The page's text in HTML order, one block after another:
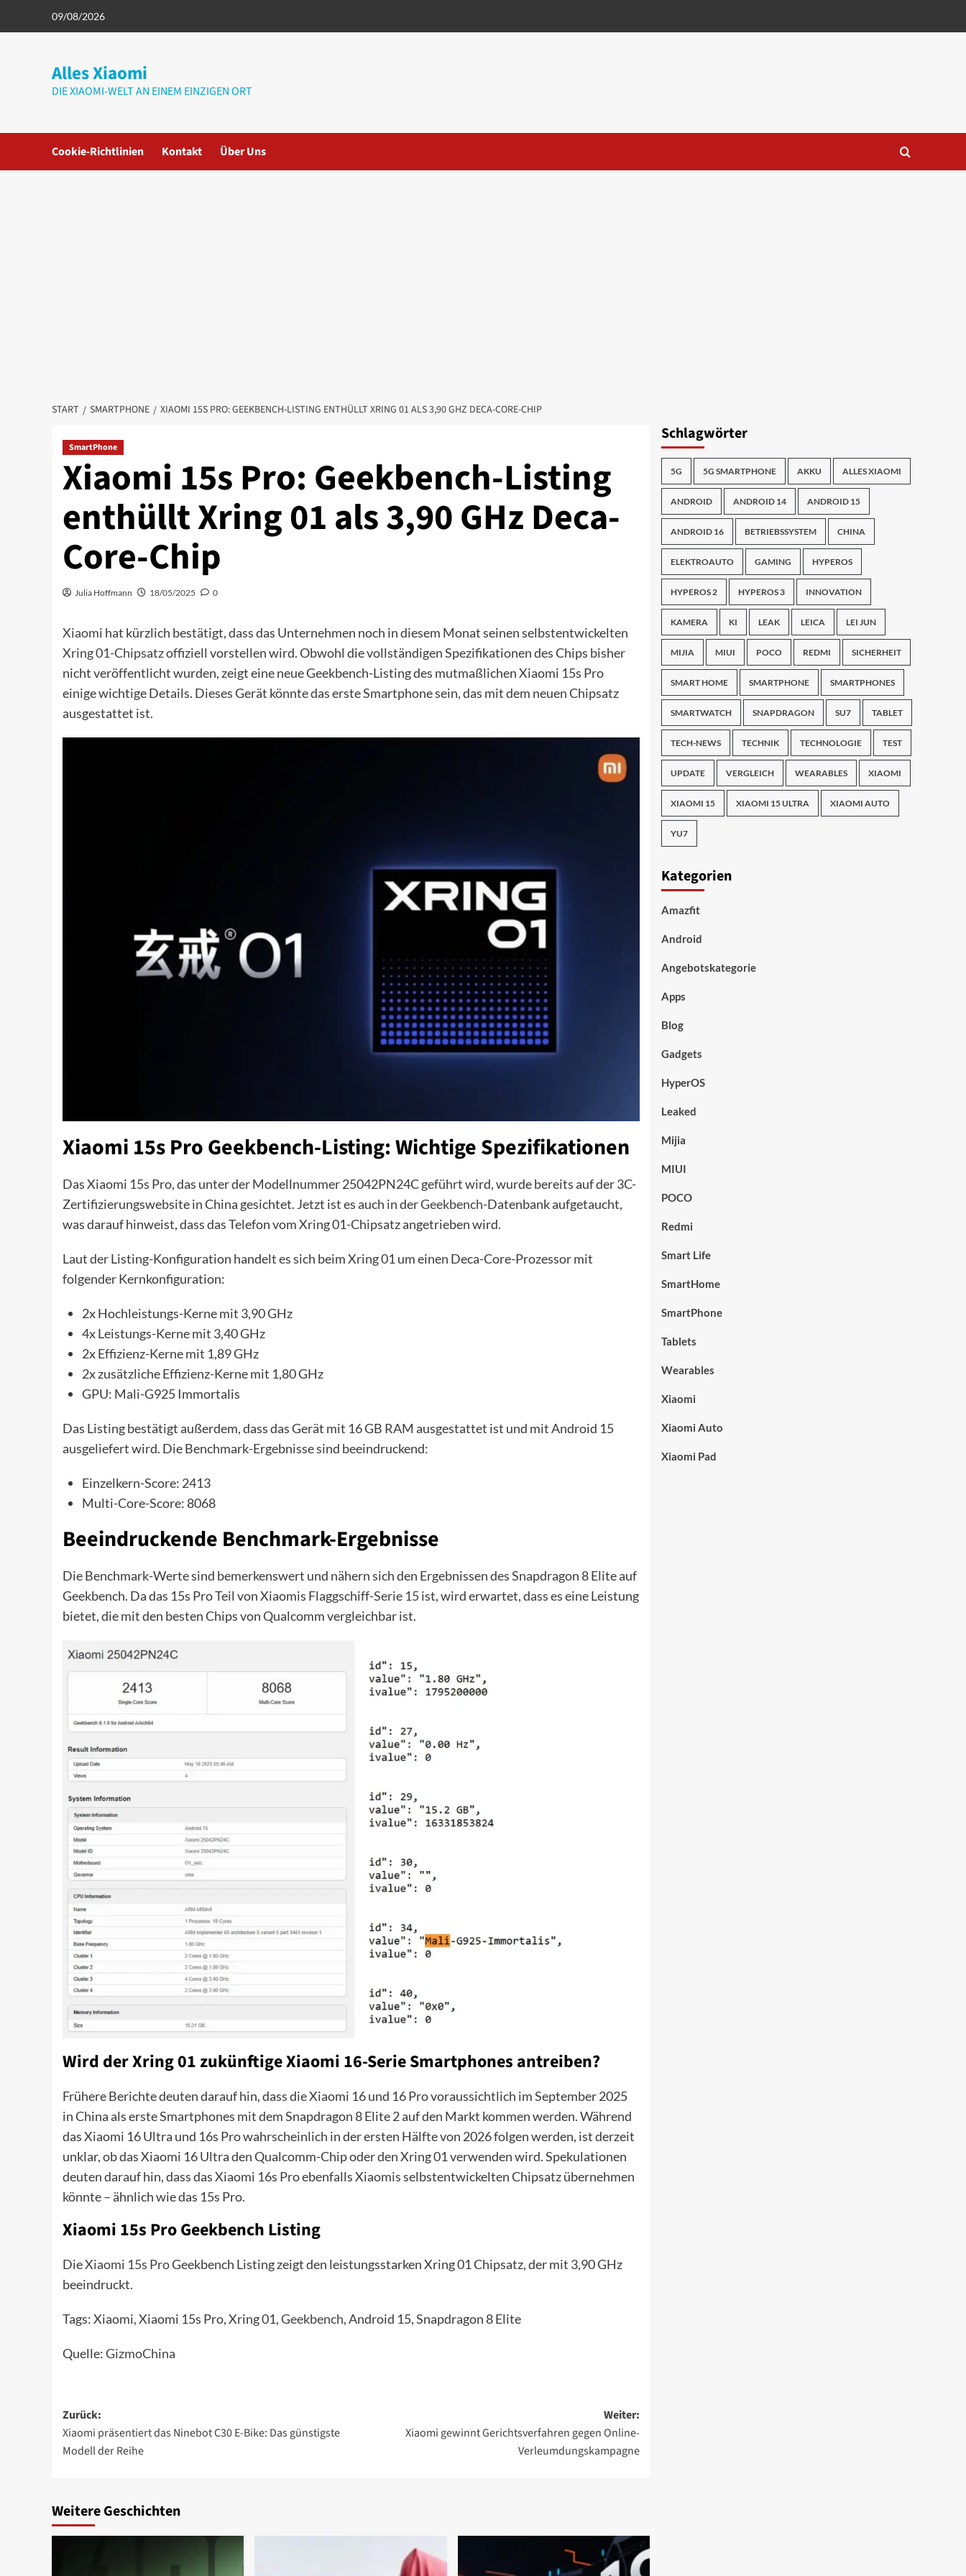
09/08/2026
Alles Xiaomi
DIE XIAOMI-WELT AN EINEM EINZIGEN ORT
Cookie-Richtlinien Kontakt Über Uns
START SMARTPHONE XIAOMI 15S PRO: GEEKBENCH-LISTING ENTHÜLLT XRING 01 ALS 3,90 GHZ DECA-CORE-CHIP
SmartPhone
Xiaomi 15s Pro: Geekbench-Listing
enthüllt Xring 01 als 3,90 GHz Deca-
Core-Chip
Julia Hoffmann 18/05/2025 0
Xiaomi hat kürzlich bestätigt, dass das Unternehmen noch in diesem Monat seinen selbstentwickelten
Xring 01-Chipsatzoffiziell vorstellen wird. Obwohl die vollständigen Spezifikationen des Chips bisher
nicht veröffentlicht wurden, zeigt eine neue Geekbench-Listing des mutmaßlichen Xiaomi 15s Pro
einige wichtige Details. Dieses Gerät könnte das erste Smartphone sein, das mit dem neuen Chipsatz
ausgestattet ist.
Xiaomi 15s Pro Geekbench-Listing: Wichtige Spezifikationen
Das Xiaomi 15s Pro, das unter der Modellnummer 25042PN24C geführt wird, wurde bereits auf der 3C-
Zertifizierungswebsite in China gesichtet. Jetzt ist es auch in derGeekbench-Datenbank aufgetaucht,
was darauf hinweist, dass das Telefon vom Xring 01-Chipsatz angetrieben wird.
Laut der Listing-Konfiguration handelt es sich beim Xring 01 um einen Deca-Core-Prozessor mit
folgender Kernkonfiguration:
2x Hochleistungs-Kerne mit 3,90 GHz
4x Leistungs-Kerne mit 3,40 GHz
2x Effizienz-Kerne mit 1,89 GHz
2x zusätzliche Effizienz-Kerne mit 1,80 GHz
GPU: Mali-G925 Immortalis
Das Listing bestätigt außerdem, dass das Gerät mit 16 GB RAM ausgestattet ist und mit Android 15
ausgeliefert wird. Die Benchmark-Ergebnisse sind beeindruckend:
Einzelkern-Score: 2413
Multi-Core-Score: 8068
Beeindruckende Benchmark-Ergebnisse
Die Benchmark-Werte sind bemerkenswert und nähern sich den Ergebnissen des Snapdragon 8 Elite auf
Geekbench. Da das 15s Pro Teil von Xiaomis Flaggschiff-Serie 15ist, wird erwartet, dass es eine Leistung
bietet, die mit den besten Chips von Qualcomm vergleichbar ist.
Wird der Xring 01 zukünftige Xiaomi 16-Serie Smartphones antreiben?
Frühere Berichte deuten darauf hin, dass die Xiaomi 16 und 16 Pro voraussichtlich im September 2025
in China als erste Smartphones mit dem Snapdragon 8 Elite 2 auf den Markt kommen werden. Während
das Xiaomi 16 Ultra und 16s Pro wahrscheinlich in der ersten Hälfte von 2026 folgen werden, ist derzeit
unklar, ob das Xiaomi 16 Ultra den Qualcomm-Chip oder den Xring 01 verwenden wird. Spekulationen
deuten darauf hin, dass das Xiaomi 16s Pro ebenfalls Xiaomis selbstentwickelten Chipsatz übernehmen
könnte – ähnlich wie das 15s Pro.
Xiaomi 15s Pro Geekbench Listing
DieXiaomi 15s ProGeekbench Listing zeigt den leistungsstarken Xring 01 Chipsatz, der mit 3,90 GHz
beeindruckt.
Tags: Xiaomi, Xiaomi 15s Pro, Xring 01,Geekbench, Android 15, Snapdragon 8 Elite
Quelle:GizmoChina
Beitragsnavigation
Zurück:
Xiaomi präsentiert das Ninebot C30 E-Bike: Das günstigste
Modell der Reihe
Weiter:
Xiaomi gewinnt Gerichtsverfahren gegen Online-
Verleumdungskampagne
Weitere Geschichten
Schlagwörter
5G 5G SMARTPHONE AKKU ALLES XIAOMI
ANDROID ANDROID 14 ANDROID 15
ANDROID 16 BETRIEBSSYSTEM CHINA
ELEKTROAUTO GAMING HYPEROS
HYPEROS 2 HYPEROS 3 INNOVATION
KAMERA KI LEAK LEICA LEI JUN
MIJIA MIUI POCO REDMI SICHERHEIT
SMART HOME SMARTPHONE SMARTPHONES
SMARTWATCH SNAPDRAGON SU7 TABLET
TECH-NEWS TECHNIK TECHNOLOGIE TEST
UPDATE VERGLEICH WEARABLES XIAOMI
XIAOMI 15 XIAOMI 15 ULTRA XIAOMI AUTO
YU7
Kategorien
Amazfit
Android
Angebotskategorie
Apps
Blog
Gadgets
HyperOS
Leaked
Mijia
MIUI
POCO
Redmi
Smart Life
SmartHome
SmartPhone
Tablets
Wearables
Xiaomi
Xiaomi Auto
Xiaomi Pad